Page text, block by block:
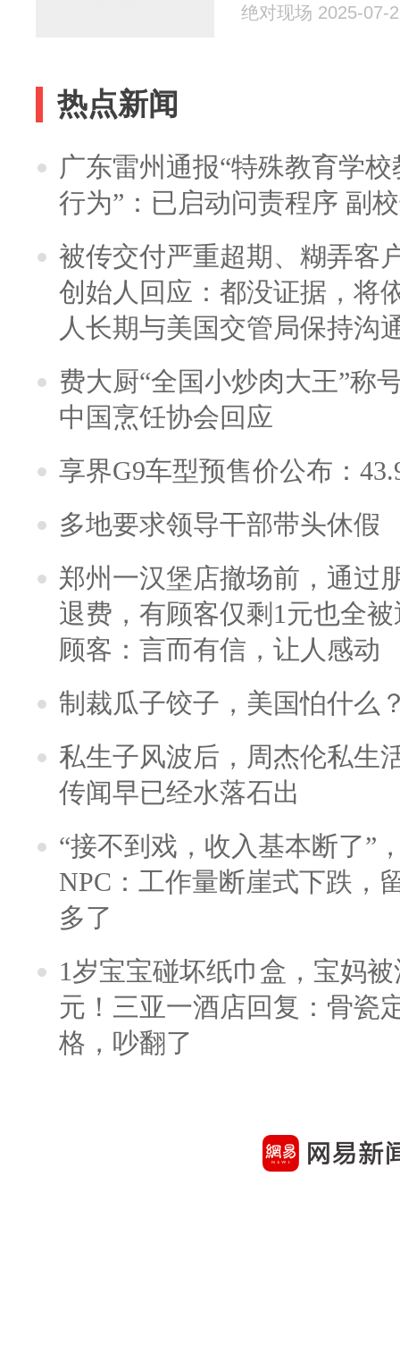
绝对现场 2025-07-
热点新闻
广东雷州通报“特殊教育学
行为”：已启动问责程序 副
被传交付严重超期、糊弄客
创始人回应：都没证据，将
人长期与美国交管局保持沟
费大厨“全国小炒肉大王”称
中国烹饪协会回应
享界G9车型预售价公布：
多地要求领导干部带头休假
郑州一汉堡店撤场前，通过
退费，有顾客仅剩1元也全
顾客：言而有信，让人感动
制裁瓜子饺子，美国怕什么
私生子风波后，周杰伦私生
传闻早已经水落石出
“接不到戏，收入基本断了”
NPC：工作量断崖式下跌，
多了
1岁宝宝碰坏纸巾盒，宝妈
元！三亚一酒店回复：骨瓷
格，吵翻了